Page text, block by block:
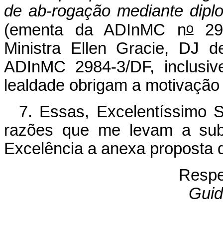
de ab-rogação mediante
(ementa da ADInMC no
Ministra Ellen Gracie, DJ
ADInMC 2984-3/DF,
lealdade obrigam a
7. Essas, Excelentíssimo
razões que me levam a
Excelência a anexa proposta